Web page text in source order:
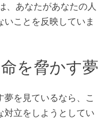
、あなたがあなたの人
ことを反映していま
を脅かす夢
を見ているなら、こ
対立をしようとしてい